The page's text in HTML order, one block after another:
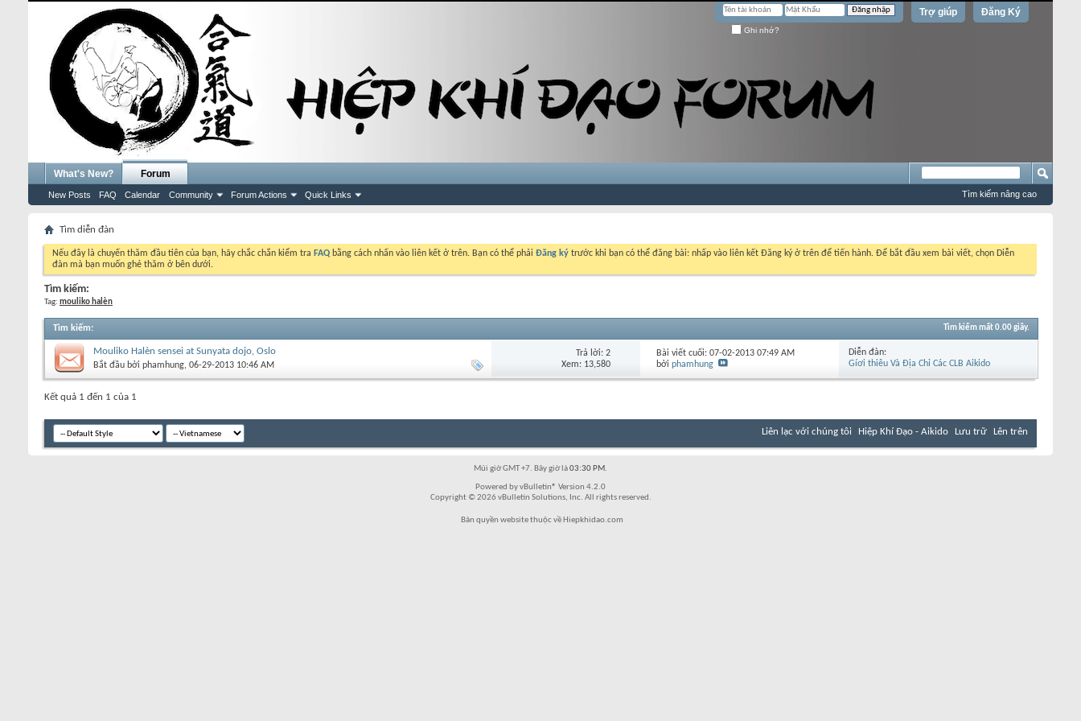
Đăng Ký
Trợ giúp
Ghi nhớ?
What's New? Forum
New Posts FAQ Calendar Community Forum Actions Quick Links Tìm kiếm nâng cao
Tìm diễn đàn
Nếu đây là chuyến thăm đầu tiên của bạn, hãy chắc chắn kiểm tra FAQ bằng cách nhấn vào liên kết ở trên. Bạn có thể phải Đăng ký trước khi bạn có thể đăng bài: nhấp vào liên kết Đăng ký ở trên để tiến hành. Để bắt đầu xem bài viết, chọn Diễn
đàn mà bạn muốn ghé thăm ở bên dưới.
Tìm kiếm:
Tag: mouliko halèn
Tìm kiếm: Tìm kiếm mất0.00giây.
Mouliko Halèn sensei at Sunyata dojo, Oslo
Bắt đầu bởi phamhung‎, 06-29-2013 10:46 AM
Trả lời:2
Xem: 13,580
Bài viết cuối: 07-02-201307:49 AM
bởiphamhung
Diễn đàn:
Gíơi thiêu Và Địa Chỉ Các CLB Aikido
Kết quả 1 đến 1 của 1
Liên lạc với chúng tôi Hiệp Khí Đạo - Aikido Lưu trữ Lên trên
Múi giờ GMT +7. Bây giờ là03:30 PM.
Powered by vBulletin® Version 4.2.0
Copyright © 2026 vBulletin Solutions, Inc. All rights reserved.
Bản quyền website thuộc về Hiepkhidao.com